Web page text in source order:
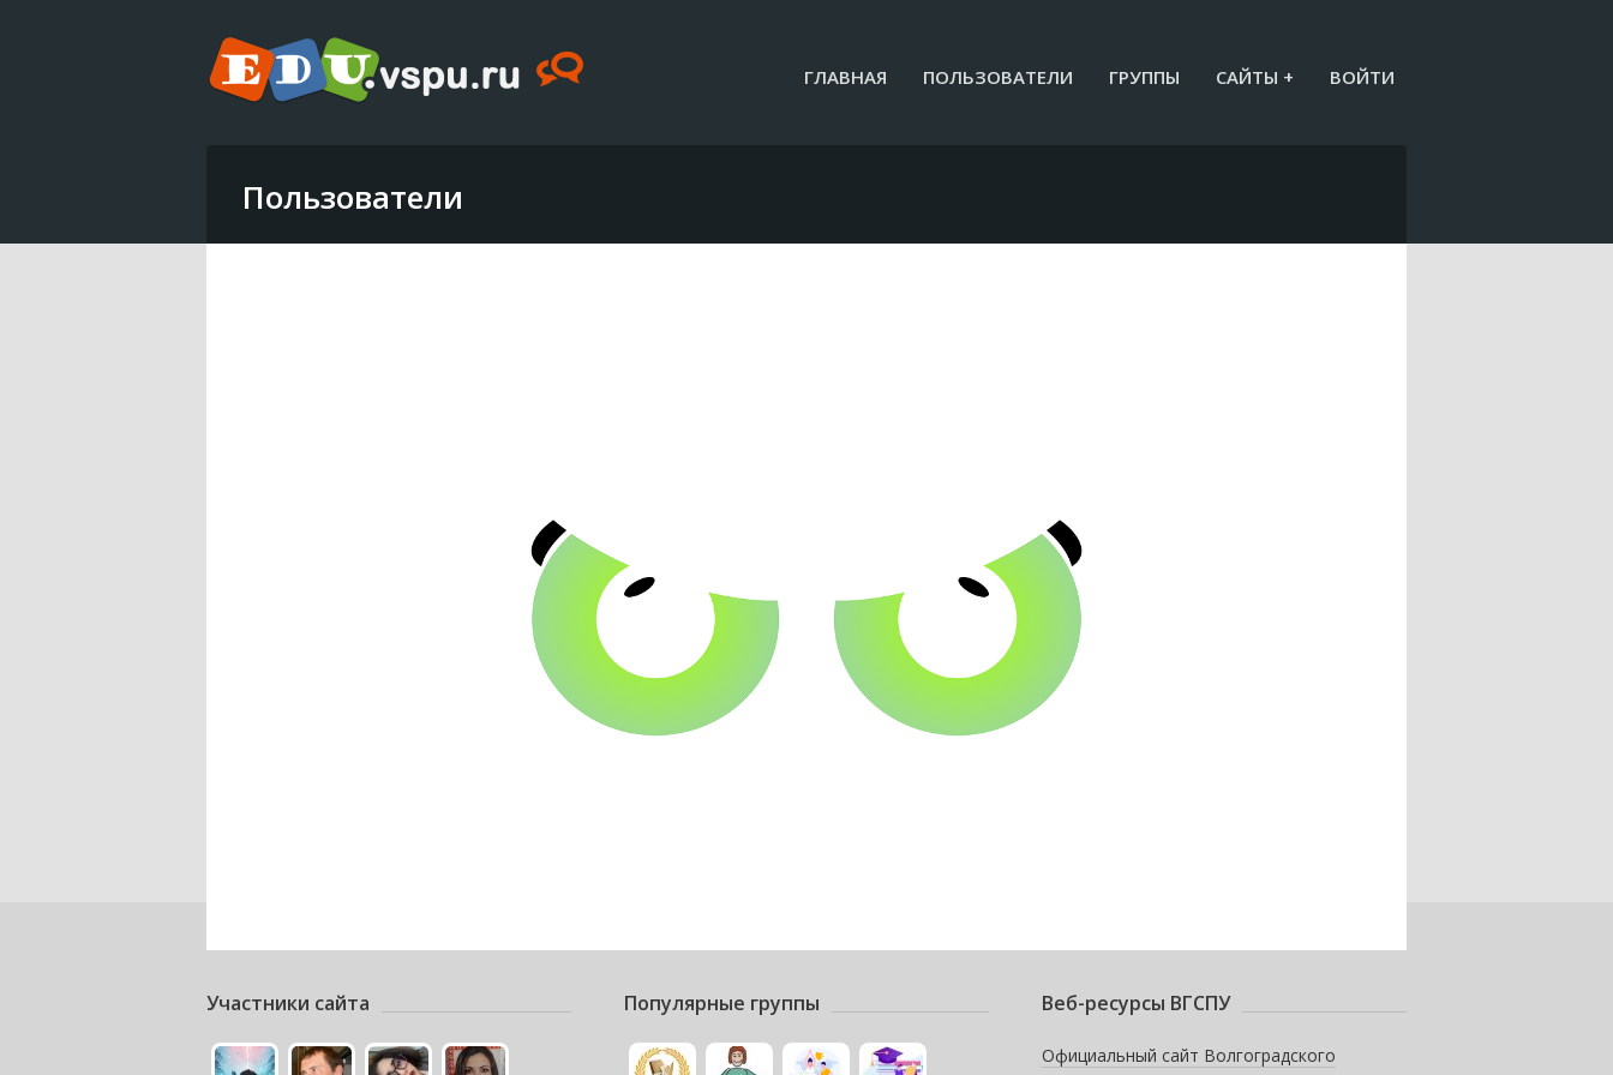
ГЛАВНАЯ ПОЛЬЗОВАТЕЛИ ГРУППЫ САЙТЫ + ВОЙТИ
Пользователи
Участники сайта Популярные группы Веб-ресурсы ВГСПУ
Официальный сайт Волгоградского